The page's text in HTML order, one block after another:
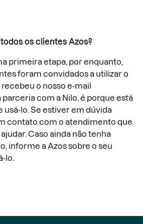
os clientes Azos?
primeira etapa, por enquanto,
foram convidados a utilizar o
o nosso e-mail
com a Nilo, é porque está
usá-lo. Se estiver em dúvida
contato com o atendimento que
Caso ainda não tenha
informe a Azos sobre o seu
lo.